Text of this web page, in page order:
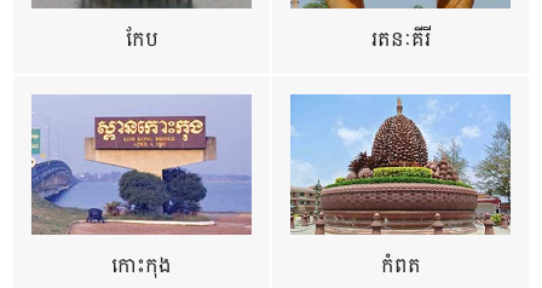
កែប រតនៈគីរី
កោះកុង កំពត